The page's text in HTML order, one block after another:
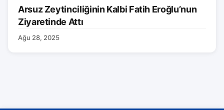
Arsuz Zeytinciliğinin Kalbi Fatih Eroğlu’nun
Ziyaretinde Attı
Ağu 28, 2025